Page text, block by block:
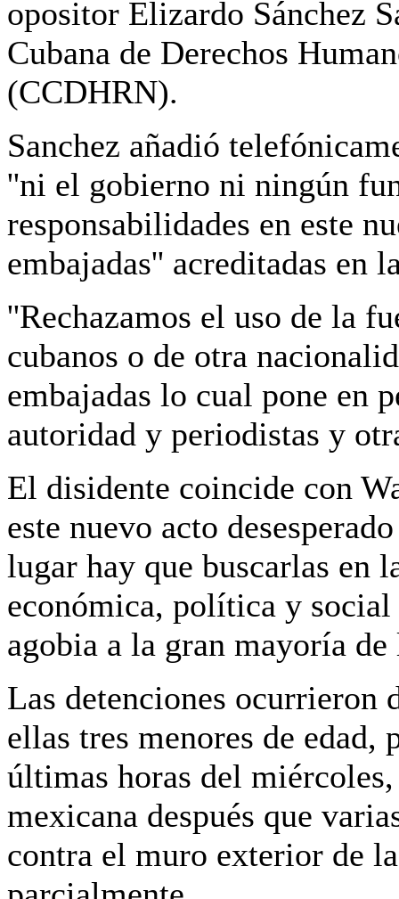
opositor Elizardo Sánchez
Cubana de Derechos
(CCDHRN).
Sanchez añadió
''ni el gobierno ni ningún
responsabilidades en este
embajadas'' acreditadas en
''Rechazamos el uso de la
cubanos o de otra
embajadas lo cual pone en
autoridad y periodistas y
El disidente coincide con
este nuevo acto
lugar hay que buscarlas en
económica, política y social
agobia a la gran mayoría
Las detenciones ocurrieron
ellas tres menores de edad,
últimas horas del
mexicana después que
contra el muro exterior de